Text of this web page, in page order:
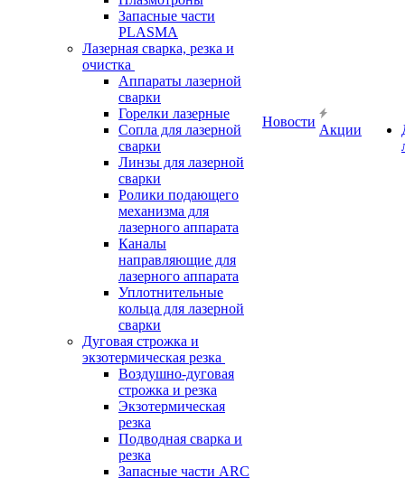
Запасные части
PLASMA
Лазерная сварка, резка и
очистка
Аппараты лазерной
сварки
Горелки лазерные
Сопла для лазерной
сварки
Линзы для лазерной
сварки
Ролики подающего
механизма для
лазерного аппарата
Каналы
направляющие для
лазерного аппарата
Уплотнительные
кольца для лазерной
сварки
Дуговая строжка и
экзотермическая резка
Воздушно-дуговая
строжка и резка
Экзотермическая
резка
Подводная сварка и
резка
Запасные части ARC
Новости
Акции